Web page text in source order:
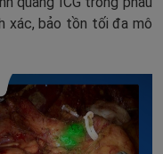
xác, bảo tồn tối đa mô